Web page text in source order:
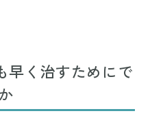
早く治すためにで